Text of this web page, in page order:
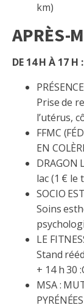
km)
APRÈS-
DE 14 H À 17 H :
Prise de
l’utérus,
FFMC
EN
DRAGON
lac (1 € le
SOCIO
Soins
LE
Stand
+ 14 h 30
MSA :